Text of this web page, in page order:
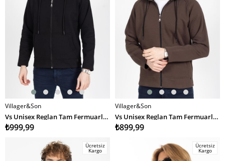
SEPETE EKLE
Villager&Son
Vs Unisex Reglan Tam Fermuarlı Sweat 23k 041 SİYAH
₺999,99
SEPETE EKLE
Villager&Son
Vs Unisex Reglan Tam Fermuarlı Sweat 23k 041 KAHVE
₺899,99
Ücretsiz
Kargo
Ücretsiz
Kargo